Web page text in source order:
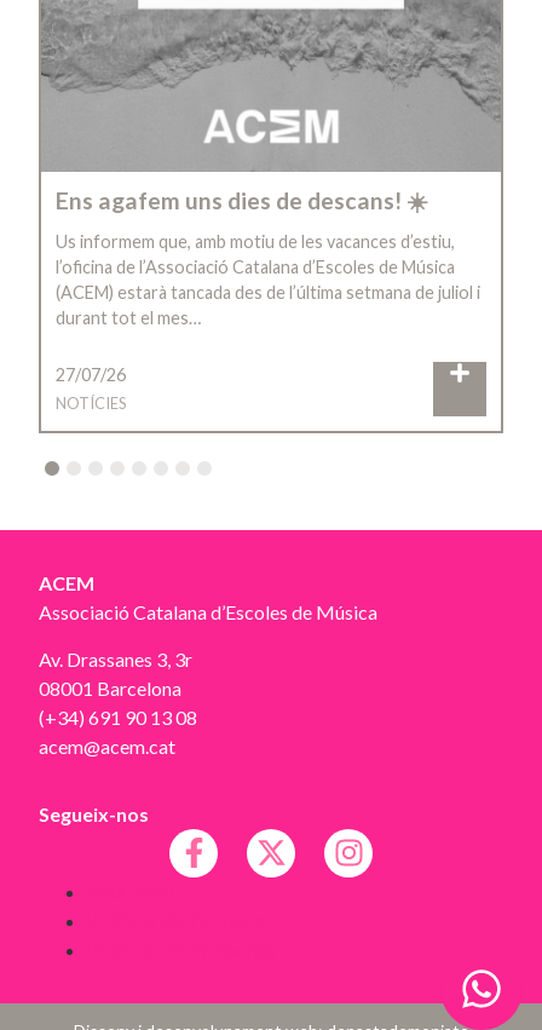
Ens agafem uns dies de descans! ☀️
Us informem que, amb motiu de les vacances d’estiu,
l’oficina de l’Associació Catalana d’Escoles de Música
(ACEM) estarà tancada des de l’última setmana de juliol i
durant tot el mes…
27/07/26
NOTÍCIES
4 5 6 7 8
ACEM
Associació Catalana d’Escoles de Música
Av. Drassanes 3, 3r
08001 Barcelona
(+34) 691 90 13 08
acem@acem.cat
Segueix-nos